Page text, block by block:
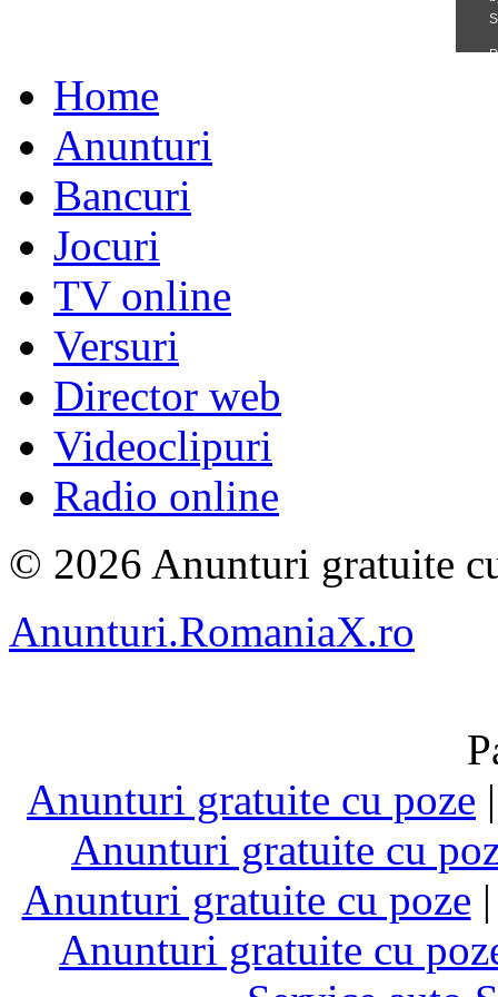
Home
Anunturi
Bancuri
Jocuri
TV online
Versuri
Director web
Videoclipuri
Radio online
© 2026 Anunturi gratuite
Anunturi.RomaniaX.ro
Anunturi gratuite cu poze
Anunturi gratuite cu
Anunturi gratuite cu poze
Anunturi gratuite cu